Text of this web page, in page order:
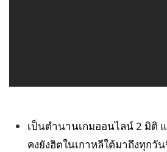
เป็นตำนานเกมออนไลน์ 2 มิติ
คงยังฮิตในเกาหลีใต้มาถึงทุกวั